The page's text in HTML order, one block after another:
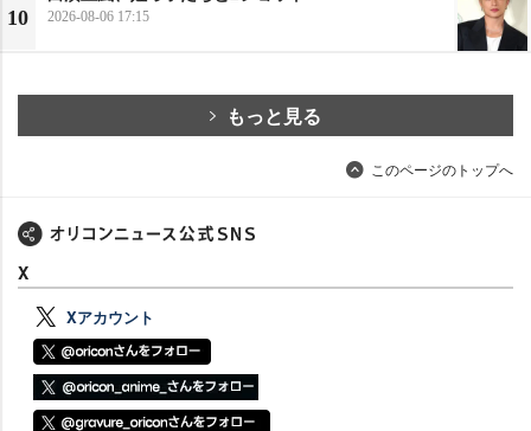
10 2026-08-06 17:15
もっと見る
このページのトップへ
X
Xアカウント